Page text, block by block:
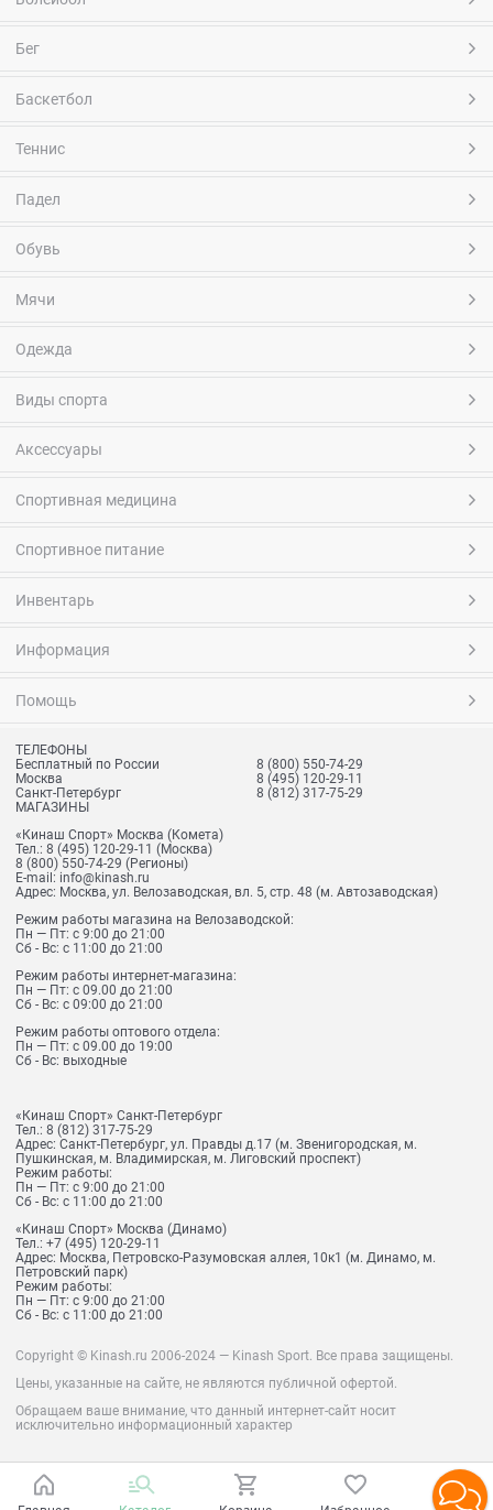
Бег
Баскетбол
Теннис
Падел
Обувь
Мячи
Одежда
Виды спорта
Аксессуары
Спортивная медицина
Спортивное питание
Инвентарь
Информация
Помощь
ТЕЛЕФОНЫ
Бесплатный по России
8 (800) 550-74-29
Москва
8 (495) 120-29-11
Санкт-Петербург
8 (812) 317-75-29
МАГАЗИНЫ
«Кинаш Спорт» Москва (Комета)
Тел.: 8 (495) 120-29-11 (Москва)
8 (800) 550-74-29 (Регионы)
E-mail: info@kinash.ru
Адрес: Москва, ул. Велозаводская, вл. 5, стр. 48 (м. Автозаводская)
Режим работы магазина на Велозаводской:
Пн — Пт: с 9:00 до 21:00
Сб - Вс: с 11:00 до 21:00
Режим работы интернет-магазина:
Пн — Пт: с 09.00 до 21:00
Сб - Вс: с 09:00 до 21:00
Режим работы оптового отдела:
Пн — Пт: с 09.00 до 19:00
Сб - Вс: выходные
«Кинаш Спорт» Санкт-Петербург
Тел.: 8 (812) 317-75-29
Адрес: Санкт-Петербург, ул. Правды д.17 (м. Звенигородская, м.
Пушкинская, м. Владимирская, м. Лиговский проспект)
Режим работы:
Пн — Пт: с 9:00 до 21:00
Сб - Вс: с 11:00 до 21:00
«Кинаш Спорт» Москва (Динамо)
Тел.: +7 (495) 120-29-11
Адрес: Москва, Петровско-Разумовская аллея, 10к1 (м. Динамо, м.
Петровский парк)
Режим работы:
Пн — Пт: с 9:00 до 21:00
Сб - Вс: с 11:00 до 21:00
Copyright © Kinash.ru 2006-2024 — Kinash Sport. Все права защищены.
Цены, указанные на сайте, не являются публичной офертой.
Обращаем ваше внимание, что данный интернет-сайт носит
исключительно информационный характер